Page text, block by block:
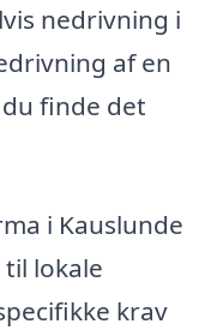
nedrivning i
af en
finde det
i Kauslunde
lokale
krav